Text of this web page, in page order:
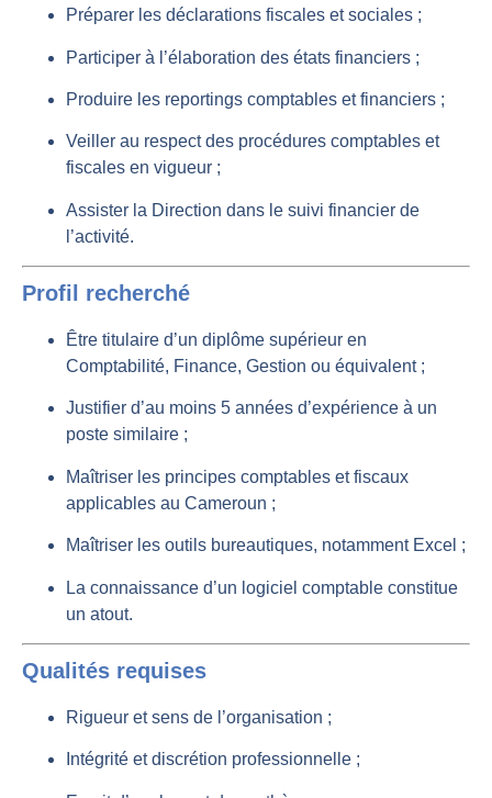
Préparer les déclarations fiscales et sociales ;
Participer à l’élaboration des états financiers ;
Produire les reportings comptables et financiers ;
Veiller au respect des procédures comptables et
fiscales en vigueur ;
Assister la Direction dans le suivi financier de
l’activité.
Profil recherché
Être titulaire d’un diplôme supérieur en
Comptabilité, Finance, Gestion ou équivalent ;
Justifier d’au moins 5 années d’expérience à un
poste similaire ;
Maîtriser les principes comptables et fiscaux
applicables au Cameroun ;
Maîtriser les outils bureautiques, notamment Excel ;
La connaissance d’un logiciel comptable constitue
un atout.
Qualités requises
Rigueur et sens de l’organisation ;
Intégrité et discrétion professionnelle ;